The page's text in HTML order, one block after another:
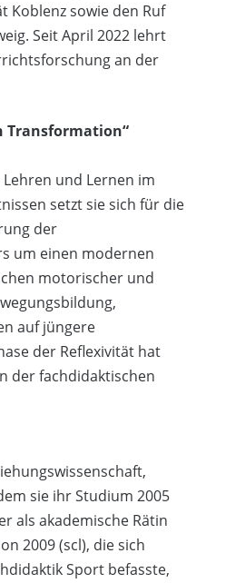
Koblenz sowie den Ruf
Seit April 2022 lehrt
an der
Transformation“
und Lernen im
setzt sie sich für die
der
um einen modernen
motorischer und
auf jüngere
der Reflexivität hat
der fachdidaktischen
sie ihr Studium 2005
als akademische Rätin
2009 (scl), die sich
Sport befasste,